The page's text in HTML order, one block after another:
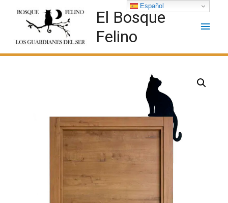
El Bosque
Felino
Español